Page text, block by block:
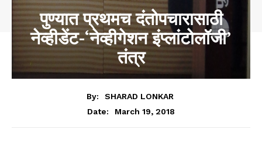
पुण्यात प्रथमच दंतोपचारासाठी
नेव्हीडेंट-‘नेव्हीगेशन इंप्लांटोलॉजी’
तंत्र
By:
SHARAD LONKAR
Date:
March 19, 2018